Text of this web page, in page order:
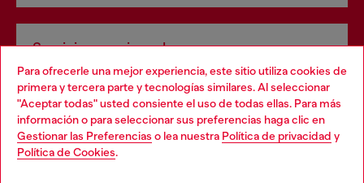
Para ofrecerle una mejor experiencia, este sitio utiliza cookies de
primera y tercera parte y tecnologías similares. Al seleccionar
"Aceptar todas" usted consiente el uso de todas ellas. Para más
información o para seleccionar sus preferencias haga clic en
Gestionar las Preferencias o lea nuestra Política de privacidad y
Política de Cookies.
Servicios omnicanal
Descubre todos nuestros servicios, tanto en línea como
en la tienda.
Choose your location
You are currently browsing España website, but it seems you
may be based in United States